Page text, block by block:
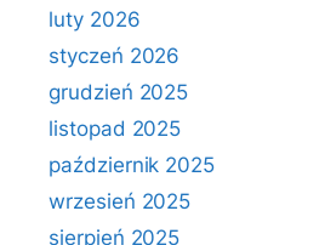
luty 2026
styczeń 2026
grudzień 2025
listopad 2025
październik 2025
wrzesień 2025
sierpień 2025